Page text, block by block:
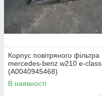
Корпус повітряного фільтра
mercedes-benz w210 e-class
(A0040945468)
В наявності